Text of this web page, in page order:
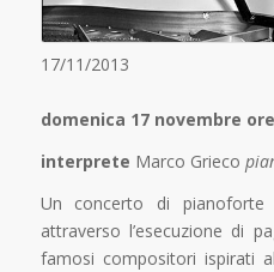
17/11/2013
domenica 17 novembre
interprete Marco Grieco
Un concerto di
attraverso l’esecuzione di
famosi compositori ispirati